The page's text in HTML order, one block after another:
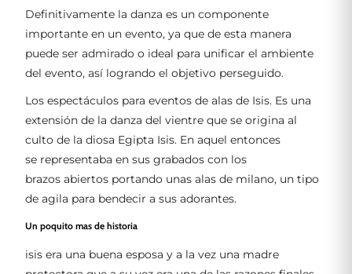
Definitivamente la danza es un componente
importante en un evento, ya que de esta manera
puede ser admirado o ideal para unificar el ambiente
del evento, así logrando el objetivo perseguido.
Los espectáculos para eventos de alas de Isis. Es una
extensión de la danza del vientre que se origina al
culto de la diosa Egipta Isis. En aquel entonces
se representaba en sus grabados con los
brazos abiertos portando unas alas de milano, un tipo
de agila para bendecir a sus adorantes.
Un poquito mas de historia
isis era una buena esposa y a la vez una madre